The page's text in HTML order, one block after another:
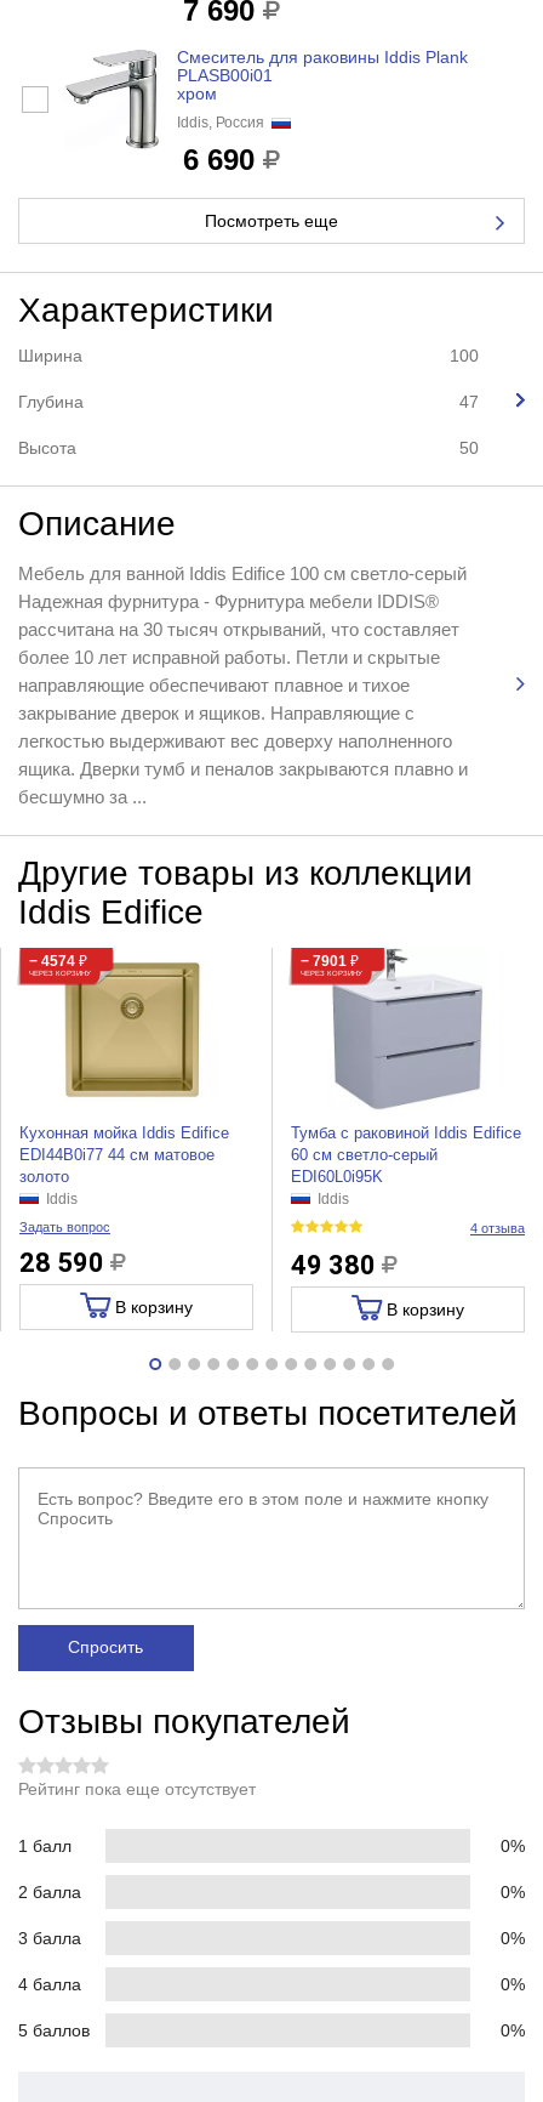
7 690
Смеситель для раковины Iddis Plank
PLASB00i01
хром
Iddis, Россия
6 690
Посмотреть еще
Характеристики
Ширина 100
Глубина 47
Высота 50
Описание
Мебель для ванной Iddis Edifice 100 см светло-серый
Надежная фурнитура - Фурнитура мебели IDDIS®
рассчитана на 30 тысяч открываний, что составляет
более 10 лет исправной работы. Петли и скрытые
направляющие обеспечивают плавное и тихое
закрывание дверок и ящиков. Направляющие с
легкостью выдерживают вес доверху наполненного
ящика. Дверки тумб и пеналов закрываются плавно и
бесшумно за ...
Другие товары из коллекции
Iddis Edifice
− 4574 ₽
ЧЕРЕЗ КОРЗИНУ
Кухонная мойка Iddis Edifice
EDI44B0i77 44 см матовое
золото
Iddis
Задать вопрос
28 590
В корзину
− 7901 ₽
ЧЕРЕЗ КОРЗИНУ
Тумба с раковиной Iddis Edifice
60 см светло-серый
EDI60L0i95K
Iddis
4 отзыва
49 380
В корзину
Вопросы и ответы посетителей
Спросить
Отзывы покупателей
Рейтинг пока еще отсутствует
1 балл 0%
2 балла 0%
3 балла 0%
4 балла 0%
5 баллов 0%